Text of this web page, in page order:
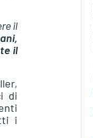
il
il
di
i